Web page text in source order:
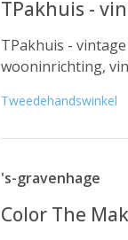
TPakhuis -
TPakhuis -
wooninrichting,
Tweedehandswinkel
's-gravenhage
Color The